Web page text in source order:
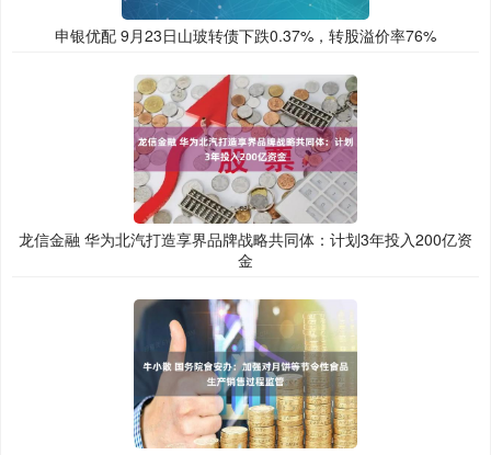
申银优配 9月23日山玻转债下跌0.37%，转股溢价率76%
龙信金融 华为北汽打造享界品牌战略共同体：计划3年投入200亿资
金